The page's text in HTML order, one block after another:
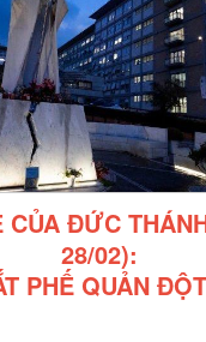
CỦA ĐỨC
28/02):
PHẾ QUẢN